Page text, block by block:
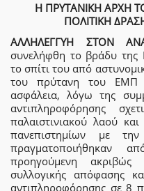
Η ΠΡΥΤΑΝΙΚΗ ΑΡΧΗ
ΠΟΛΙΤΙΚΗ
ΑΛΛΗΛΕΓΓΥΗ ΣΤΟΝ
συνελήφθη το βράδυ
το σπίτι του από
του πρύτανη του ΕΜΠ
ασφάλεια, λόγω της
αντιπληροφόρησης
παλαιστινιακού λαού
πανεπιστημίων με
πραγματοποιήθηκαν
προηγούμενη
συλλογικής απόφασης
αντιπληροφόρησης σε 8